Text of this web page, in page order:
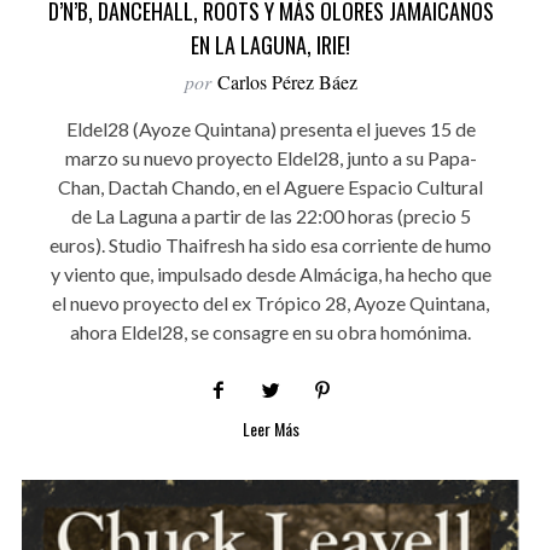
D’N’B, DANCEHALL, ROOTS Y MÁS OLORES JAMAICANOS
EN LA LAGUNA, IRIE!
por Carlos Pérez Báez
Eldel28 (Ayoze Quintana) presenta el jueves 15 de
marzo su nuevo proyecto Eldel28, junto a su Papa-
Chan, Dactah Chando, en el Aguere Espacio Cultural
de La Laguna a partir de las 22:00 horas (precio 5
euros). Studio Thaifresh ha sido esa corriente de humo
y viento que, impulsado desde Almáciga, ha hecho que
el nuevo proyecto del ex Trópico 28, Ayoze Quintana,
ahora Eldel28, se consagre en su obra homónima.
Leer Más